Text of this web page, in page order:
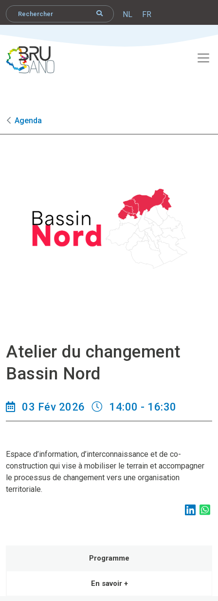
NL FR
Agenda
Atelier du changement
Bassin Nord
03 Fév 2026 14:00 - 16:30
Espace d’information, d’interconnaissance et de co-
construction qui vise à mobiliser le terrain et accompagner
le processus de changement vers une organisation
territoriale.
Programme
En savoir +